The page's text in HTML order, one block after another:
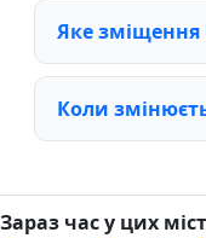
Яке зміщення
Коли
Зараз час у цих